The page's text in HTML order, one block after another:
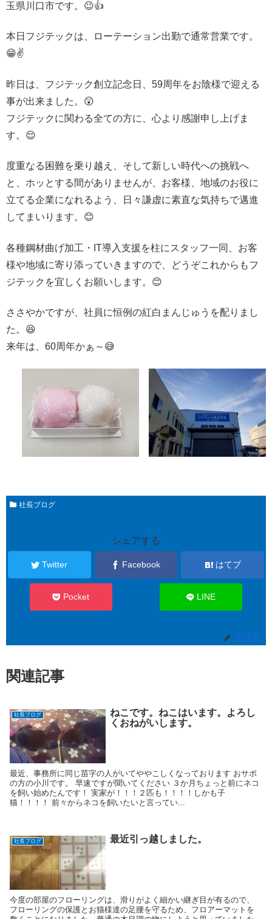
玉県川口市です。😉👍
本日フジテックは、ローテーション出勤で通常営業です。
😁✌
昨日は、フジテック創立記念日、59周年をお陰様で迎える
事が出来ました。😲
フジテックに関わる全ての方に、心より感謝申し上げま
す。😌
度重なる困難を乗り越え、そして新しい時代への挑戦へ
と、ホッとする間がありませんが、お客様、地域のお役に
立てる企業になれるよう、日々謙虚に素直な気持ちで邁進
してまいります。😊
各種鋼材曲げ加工・IT導入支援を柱にスタッフ一同、お客
様や地域に寄り添っていきますので、どうぞこれからもフ
ジテックを宜しくお願いします。😊
ささやかですが、社員に恒例の紅白まんじゅうを配りまし
た。😆
来年は、60周年かぁ～😅
社長ブログ
シェアする
Twitter Facebook はてブ
Pocket LINE
管理者
関連記事
社長ブログ
ねこです。ねこはいます。よろし
くおねがいします。
最近、事務所に同じ苗字の人がいてややこしくなっております おサポ
の方の小川です。 早速ですが聞いてください ３か月ちょっと前にネコ
を飼い始めたんです！ 実家が！！！２匹も！！！！しかも子
猫！！！！ 前々からネコを飼いたいと言ってい...
社長ブログ 最近引っ越しました。
今度の部屋のフローリングは、滑りがよく細かい継ぎ目が有るので、
フローリングの保護とお猫様達の足腰を守るため、フロアーマットを